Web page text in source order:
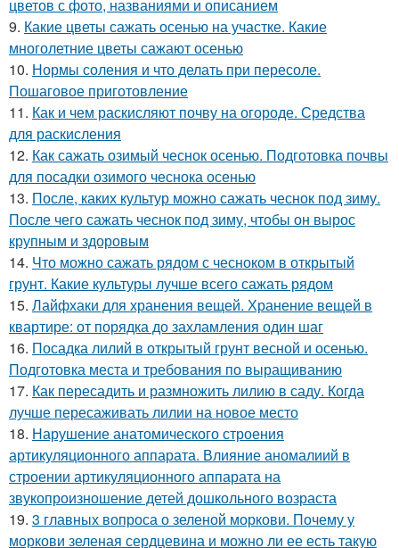
цветов с фото, названиями и описанием
9. Какие цветы сажать осенью на участке. Какие
многолетние цветы сажают осенью
10. Нормы соления и что делать при пересоле.
Пошаговое приготовление
11. Как и чем раскисляют почву на огороде. Средства
для раскисления
12. Как сажать озимый чеснок осенью. Подготовка почвы
для посадки озимого чеснока осенью
13. После, каких культур можно сажать чеснок под зиму.
После чего сажать чеснок под зиму, чтобы он вырос
крупным и здоровым
14. Что можно сажать рядом с чесноком в открытый
грунт. Какие культуры лучше всего сажать рядом
15. Лайфхаки для хранения вещей. Хранение вещей в
квартире: от порядка до захламления один шаг
16. Посадка лилий в открытый грунт весной и осенью.
Подготовка места и требования по выращиванию
17. Как пересадить и размножить лилию в саду. Когда
лучше пересаживать лилии на новое место
18. Нарушение анатомического строения
артикуляционного аппарата. Влияние аномалиий в
строении артикуляционного аппарата на
звукопроизношение детей дошкольного возраста
19. 3 главных вопроса о зеленой моркови. Почему у
моркови зеленая сердцевина и можно ли ее есть такую